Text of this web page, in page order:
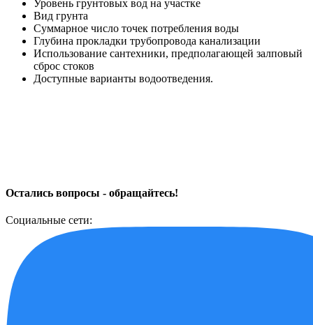
Уровень грунтовых вод на участке
Вид грунта
Суммарное число точек потребления воды
Глубина прокладки трубопровода канализации
Использование сантехники, предполагающей залповый
сброс стоков
Доступные варианты водоотведения.
Остались вопросы - обращайтесь!
Социальные сети: